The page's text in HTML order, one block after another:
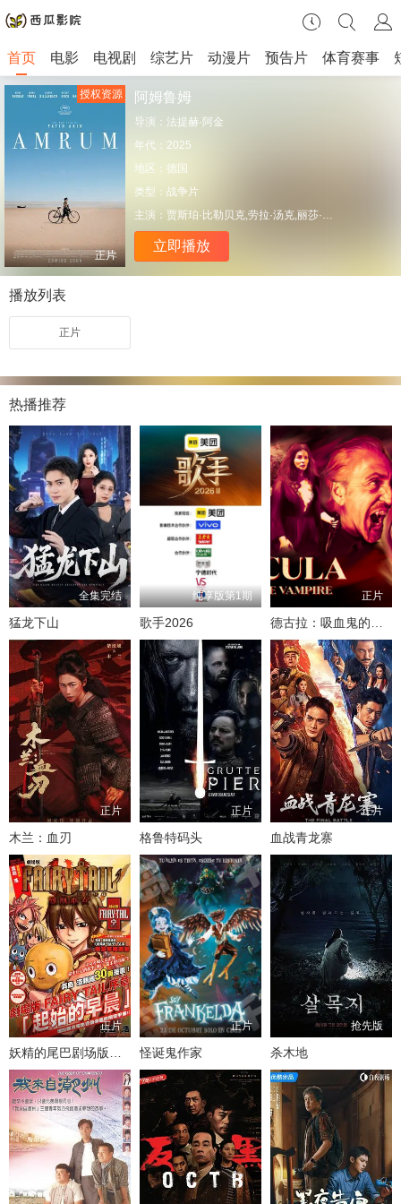
首页 电影 电视剧 综艺片 动漫片 预告片 体育赛事
正片
授权资源 阿姆鲁姆
导演： 法提赫·阿金
年代： 2025
地区： 德国
类型： 战争片
主演： 贾斯珀·比勒贝克,劳拉·汤克,丽莎·哈格迈斯特,基安·克普克,拉尔斯·耶森,德特勒夫·布克,马提亚斯·施维赫夫,黛安·克鲁格,德克·伯林,哈克·波姆,托尼·坎,丽塔·费尔德迈尔,马克·哈洛夫,莫滕·博·海内,马克斯·霍普,波莉·洛伊纳,约里德·卢卡奇克
立即播放
播放列表
正片
热播推荐
全集完结
猛龙下山
纯享版第1期
歌手2026
正片
德古拉：吸血鬼的崛起
正片
木兰：血刃
正片
格鲁特码头
正片
血战青龙寨
正片
妖精的尾巴剧场版序章： 起始之朝
正片
怪诞鬼作家
抢先版
杀木地